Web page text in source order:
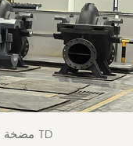
Tiếng Việt
Indonesia
مضخة تدوير خط الأنابيب TD